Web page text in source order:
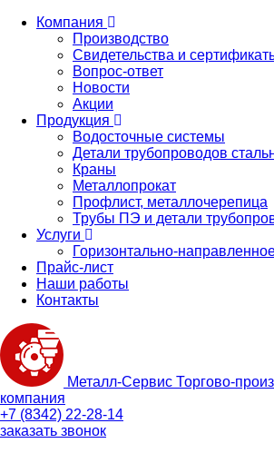
Компания
Производство
Свидетельства и
Вопрос-ответ
Новости
Акции
Продукция
Водосточные системы
Детали трубопроводов
Краны
Металлопрокат
Профлист, металлочерепица
Трубы ПЭ и детали
Услуги
Горизонтально-
Прайс-лист
Наши работы
Контакты
Металл-Сервис Торгово-
компания
+7 (8342) 22-28-14
заказать звонок